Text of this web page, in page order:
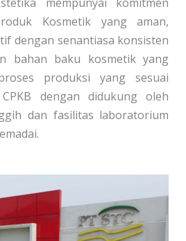
Kosmetik yang aman,
dengan senantiasa konsisten
bahan baku kosmetik yang
produksi yang sesuai
dengan didukung oleh
dan fasilitas laboratorium